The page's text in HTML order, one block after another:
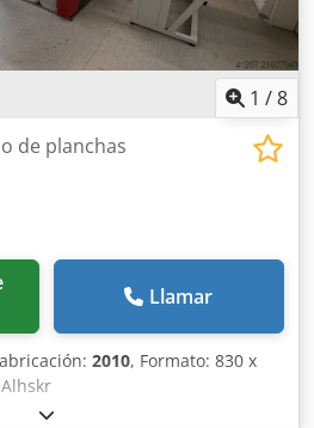
1 /8
de planchas
Llamar
2010, Formato: 830 x